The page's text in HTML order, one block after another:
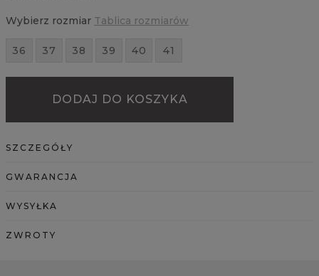
Wybierz rozmiar Tablica rozmiarów
36 37 38 39 40 41
DODAJ DO KOSZYKA
SZCZEGÓŁY
GWARANCJA
WYSYŁKA
ZWROTY